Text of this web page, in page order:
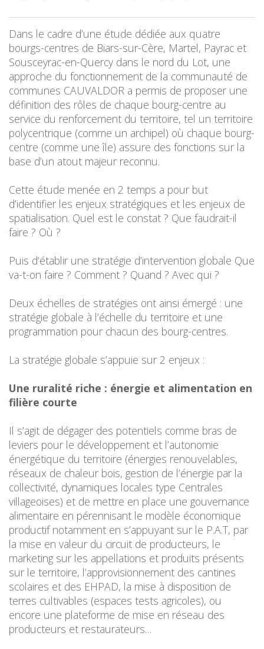
Dans le cadre d’une étude dédiée aux quatre
bourgs-centres de Biars-sur-Cère, Martel, Payrac et
Sousceyrac-en-Quercy dans le nord du Lot, une
approche du fonctionnement de la communauté de
communes CAUVALDOR a permis de proposer une
définition des rôles de chaque bourg-centre au
service du renforcement du territoire, tel un territoire
polycentrique (comme un archipel) où chaque bourg-
centre (comme une île) assure des fonctions sur la
base d’un atout majeur reconnu.
Cette étude menée en 2 temps a pour but
d’identifier les enjeux stratégiques et les enjeux de
spatialisation. Quel est le constat ? Que faudrait-il
faire ? Où ?
Puis d’établir une stratégie d’intervention globale Que
va-t-on faire ? Comment ? Quand ? Avec qui ?
Deux échelles de stratégies ont ainsi émergé : une
stratégie globale à l’échelle du territoire et une
programmation pour chacun des bourg-centres.
La stratégie globale s’appuie sur 2 enjeux :
Une ruralité riche : énergie et alimentation en
filière courte
Il s’agit de dégager des potentiels comme bras de
leviers pour le développement et l’autonomie
énergétique du territoire (énergies renouvelables,
réseaux de chaleur bois, gestion de l’énergie par la
collectivité, dynamiques locales type Centrales
villageoises) et de mettre en place une gouvernance
alimentaire en pérennisant le modèle économique
productif notamment en s’appuyant sur le P.A.T, par
la mise en valeur du circuit de producteurs, le
marketing sur les appellations et produits présents
sur le territoire, l’approvisionnement des cantines
scolaires et des EHPAD, la mise à disposition de
terres cultivables (espaces tests agricoles), ou
encore une plateforme de mise en réseau des
producteurs et restaurateurs…